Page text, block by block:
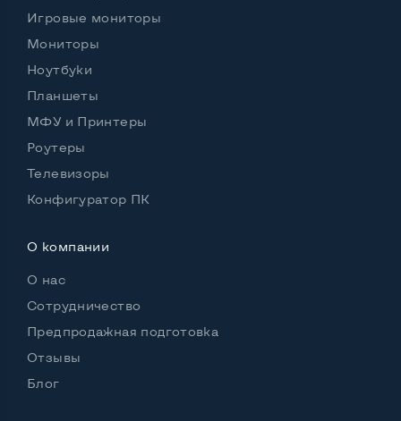
Игровые мониторы
Мониторы
Ноутбуки
Планшеты
МФУ и Принтеры
Роутеры
Телевизоры
Конфигуратор ПК
О компании
О нас
Сотрудничество
Предпродажная подготовка
Отзывы
Блог